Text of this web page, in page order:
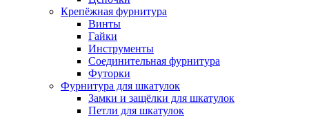
Крепёжная фурнитура
Винты
Гайки
Инструменты
Соединительная фурнитура
Футорки
Фурнитура для шкатулок
Замки и защёлки для шкатулок
Петли для шкатулок